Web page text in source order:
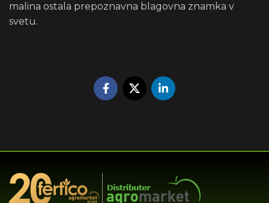
malina ostala prepoznavna blagovna znamka v
svetu.